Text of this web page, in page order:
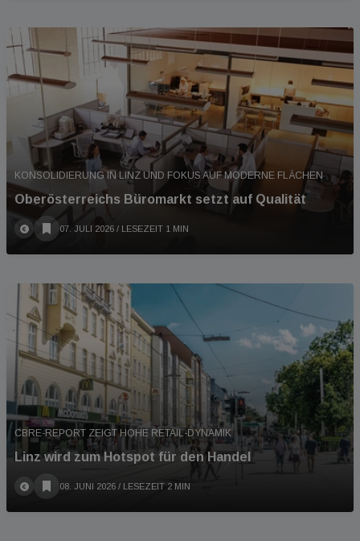
KONSOLIDIERUNG IN LINZ UND FOKUS AUF MODERNE FLÄCHEN
Oberösterreichs Büromarkt setzt auf Qualität
07. JULI 2026 / LESEZEIT 1 MIN
CBRE-REPORT ZEIGT HOHE RETAIL-DYNAMIK
Linz wird zum Hotspot für den Handel
08. JUNI 2026 / LESEZEIT 2 MIN